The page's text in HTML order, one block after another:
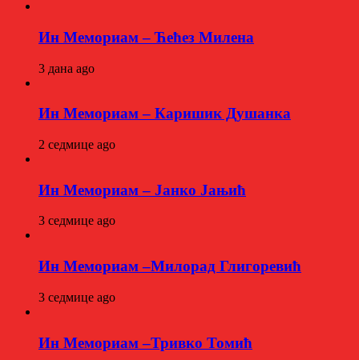
Ин Мемориам – Ћећез Милена
3 дана ago
Ин Мемориам – Каришик Душанка
2 седмице ago
Ин Мемориам – Јанко Јањић
3 седмице ago
Ин Мемориам –Милорад Глигоревић
3 седмице ago
Ин Мемориам –Тривко Томић